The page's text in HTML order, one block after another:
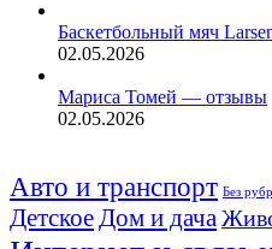
Баскетбольный мяч
02.05.2026
Мариса Томей — отзывы
02.05.2026
Авто и транспорт Без
Детское Дом и дача